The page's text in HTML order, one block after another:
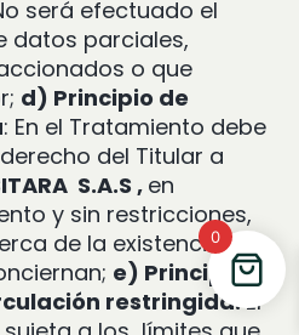
será efectuado el
datos parciales,
o que
d) Principio de
: En el Tratamiento debe
del Titular a
S.A.S , en
y sin restricciones,
de la existencia de
e) Principio
restringida:El
0